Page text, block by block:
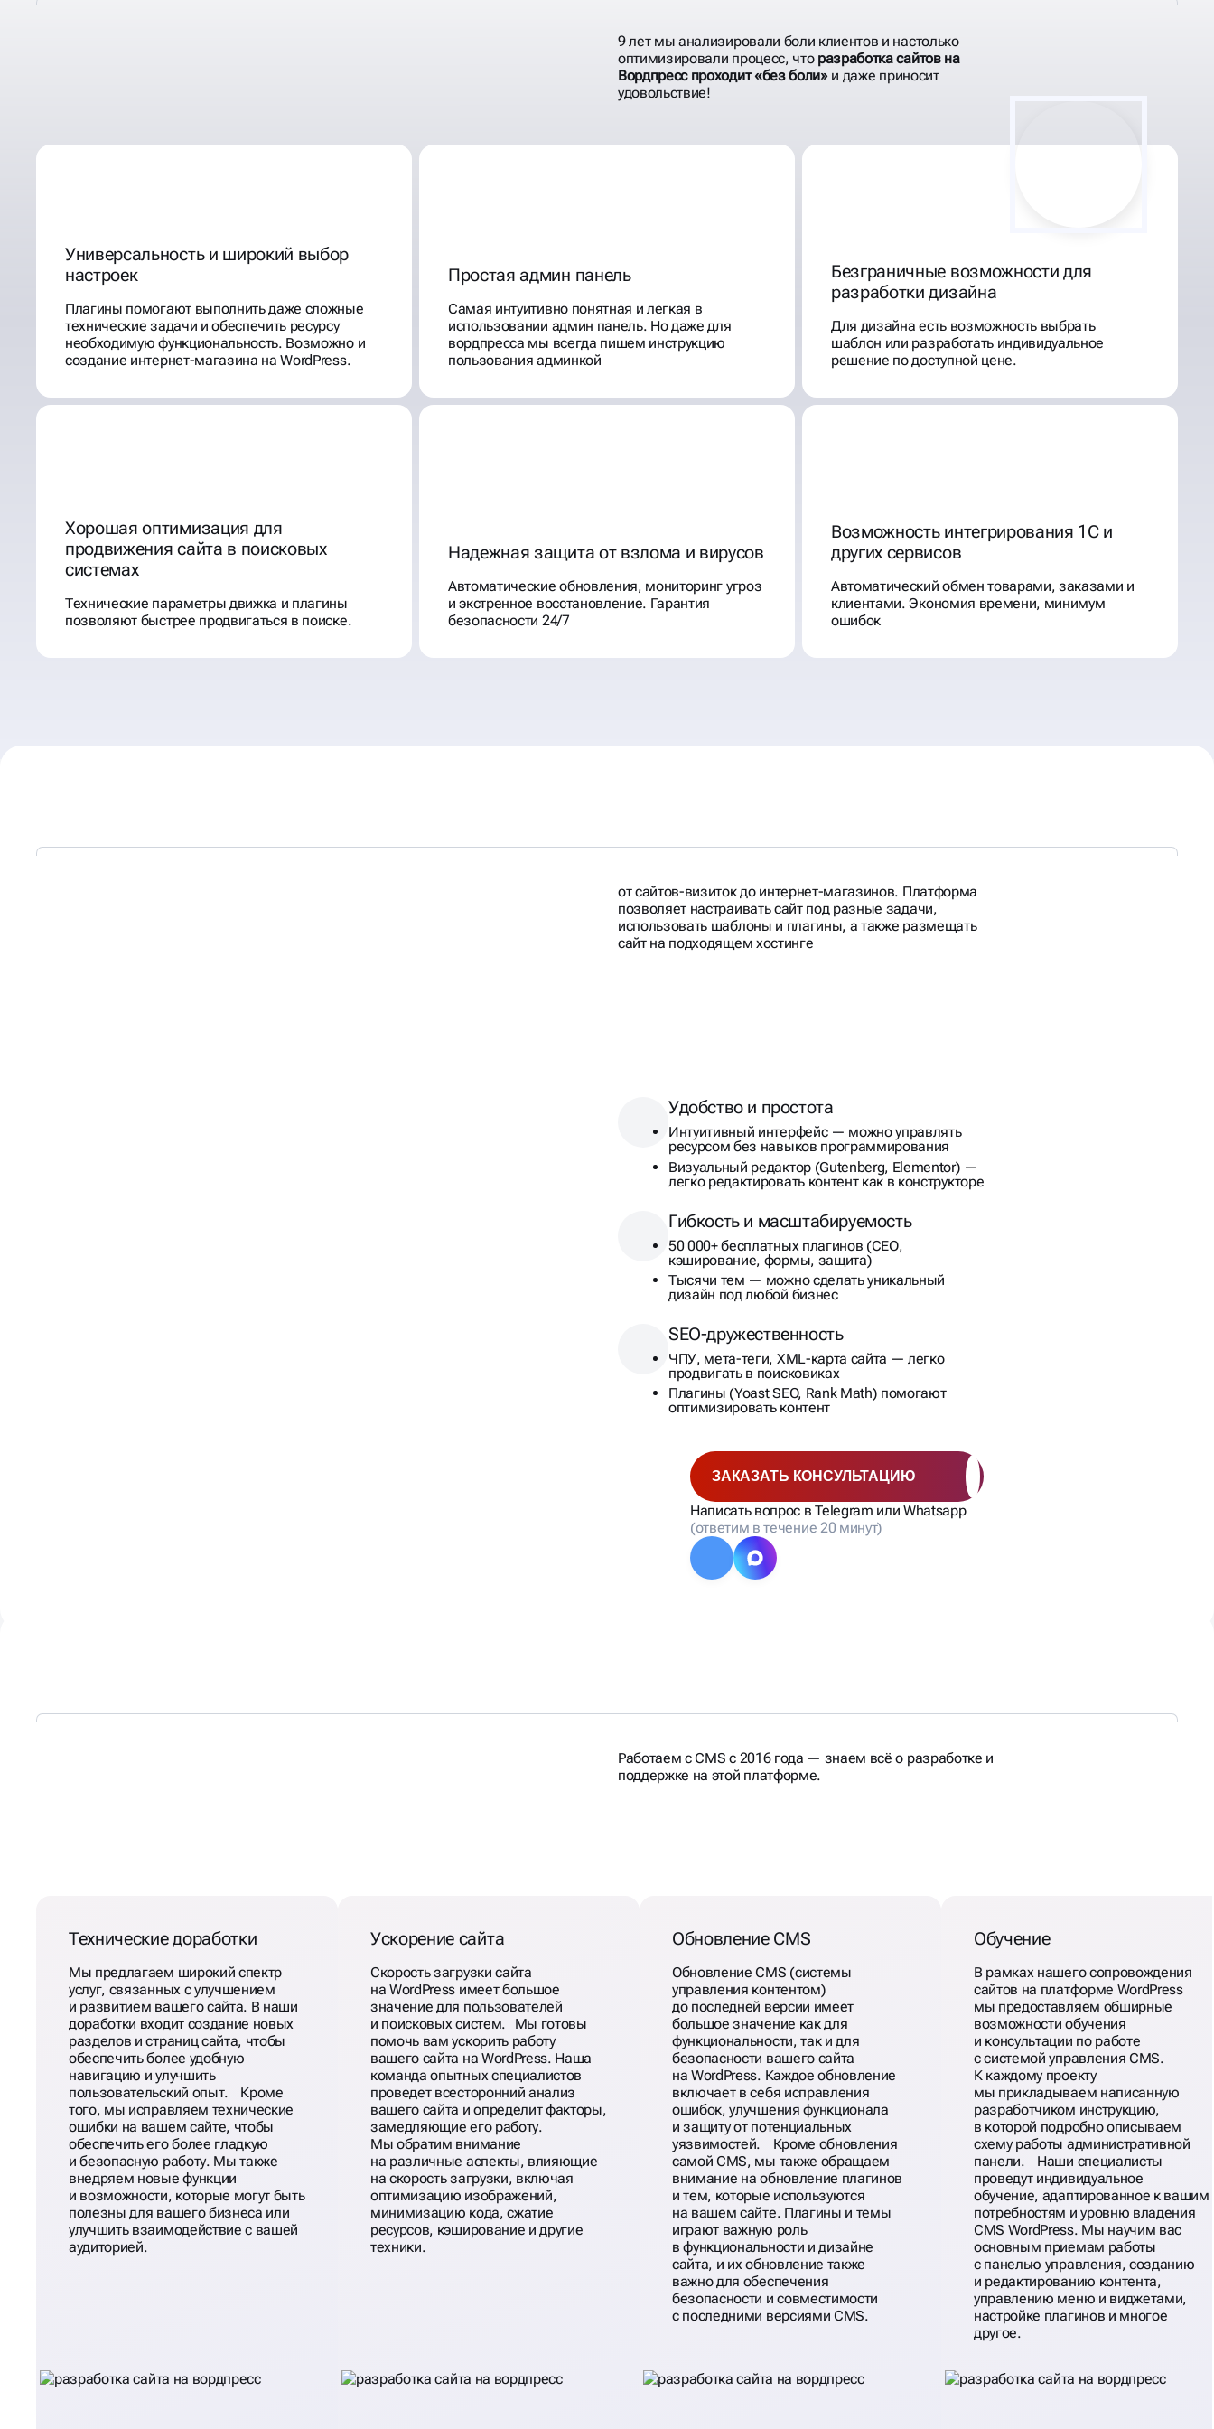
9 лет мы анализировали боли клиентов и настолько
оптимизировали процесс, что разработка сайтов на
Вордпресс проходит «без боли»и даже приносит
удовольствие!
Универсальность и широкий выбор
настроек
Плагины помогают выполнить даже сложные
технические задачи и обеспечить ресурсу
необходимую функциональность. Возможно и
создание интернет-магазина на WordPress.
Простая админ панель
Самая интуитивно понятная и легкая в
использовании админ панель. Но даже для
вордпресса мы всегда пишем инструкцию
пользования админкой
Безграничные возможности для
разработки дизайна
Для дизайна есть возможность выбрать
шаблон или разработать индивидуальное
решение по доступной цене.
Хорошая оптимизация для
продвижения сайта в поисковых
системах
Технические параметры движка и плагины
позволяют быстрее продвигаться в поиске.
Надежная защита от взлома и вирусов
Автоматические обновления, мониторинг угроз
и экстренное восстановление. Гарантия
безопасности 24/7
Возможность интегрирования 1С и
других сервисов
Автоматический обмен товарами, заказами и
клиентами. Экономия времени, минимум
ошибок
от сайтов-визиток до интернет-магазинов. Платформа
позволяет настраивать сайт под разные задачи,
использовать шаблоны и плагины, а также размещать
сайт на подходящем хостинге
Удобство и простота
Интуитивный интерфейс — можно управлять
ресурсом без навыков программирования
Визуальный редактор (Gutenberg, Elementor) —
легко редактировать контент как в конструкторе
Гибкость и масштабируемость
50 000+ бесплатных плагинов (СЕО,
кэширование, формы, защита)
Тысячи тем — можно сделать уникальный
дизайн под любой бизнес
SEO-дружественность
ЧПУ, мета-теги, XML-карта сайта — легко
продвигать в поисковиках
Плагины (Yoast SEO, Rank Math) помогают
оптимизировать контент
ЗАКАЗАТЬ КОНСУЛЬТАЦИЮ
Написать вопрос в Telegram или Whatsapp
(ответим в течение 20 минут)
Работаем с CMS с 2016 года — знаем всё о разработке и
поддержке на этой платформе.
Технические доработки
Мы предлагаем широкий спектр
услуг, связанных с улучшением
и развитием вашего сайта. В наши
доработки входит создание новых
разделов и страниц сайта, чтобы
обеспечить более удобную
навигацию и улучшить
пользовательский опыт. Кроме
того, мы исправляем технические
ошибки на вашем сайте, чтобы
обеспечить его более гладкую
и безопасную работу. Мы также
внедряем новые функции
и возможности, которые могут быть
полезны для вашего бизнеса или
улучшить взаимодействие с вашей
аудиторией.
Ускорение сайта
Скорость загрузки сайта
на WordPress имеет большое
значение для пользователей
и поисковых систем. Мы готовы
помочь вам ускорить работу
вашего сайта на WordPress. Наша
команда опытных специалистов
проведет всесторонний анализ
вашего сайта и определит факторы,
замедляющие его работу.
Мы обратим внимание
на различные аспекты, влияющие
на скорость загрузки, включая
оптимизацию изображений,
минимизацию кода, сжатие
ресурсов, кэширование и другие
техники.
Обновление CMS
Обновление CMS (системы
управления контентом)
до последней версии имеет
большое значение как для
функциональности, так и для
безопасности вашего сайта
на WordPress. Каждое обновление
включает в себя исправления
ошибок, улучшения функционала
и защиту от потенциальных
уязвимостей. Кроме обновления
самой CMS, мы также обращаем
внимание на обновление плагинов
и тем, которые используются
на вашем сайте. Плагины и темы
играют важную роль
в функциональности и дизайне
сайта, и их обновление также
важно для обеспечения
безопасности и совместимости
с последними версиями CMS.
Обучение
В рамках нашего сопровождения
сайтов на платформе WordPress
мы предоставляем обширные
возможности обучения
и консультации по работе
с системой управления CMS.
К каждому проекту
мы прикладываем написанную
разработчиком инструкцию,
в которой подробно описываем
схему работы административной
панели. Наши специалисты
проведут индивидуальное
обучение, адаптированное к вашим
потребностям и уровню владения
CMS WordPress. Мы научим вас
основным приемам работы
с панелью управления, созданию
и редактированию контента,
управлению меню и виджетами,
настройке плагинов и многое
другое.